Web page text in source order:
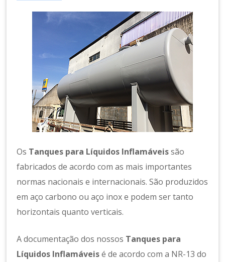
m
e
A
C
o
m
p
ri
m
id
o
Os Tanques para Líquidos Inflamáveissão
fabricados de acordo com as mais importantes
normas nacionais e internacionais. São produzidos
em aço carbono ou aço inox e podem ser tanto
horizontais quanto verticais.
A documentação dos nossos Tanques para
Líquidos Inflamáveisé de acordo com a NR-13 do